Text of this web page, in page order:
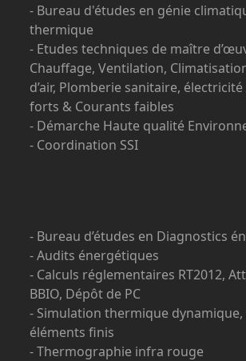
- Bureau d'études en génie
thermique
- Etudes techniques de maître
Chauffage, Ventilation,
d’air, Plomberie sanitaire,
forts & Courants faibles
- Démarche Haute qualité
- Coordination SSI
- Bureau d’études en Diagnostics
- Audits énergétiques
- Calculs réglementaires RT2012,
BBIO, Dépôt de PC
- Simulation thermique dynamique,
éléments finis
- Thermographie infra rouge